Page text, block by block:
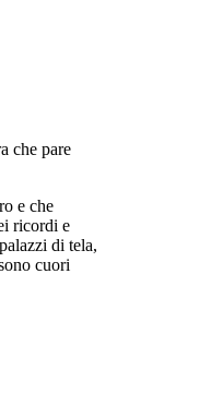
che pare
e che
ricordi e
di tela,
cuori